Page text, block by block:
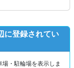
に登録されてい
・駐輪場を表示しま